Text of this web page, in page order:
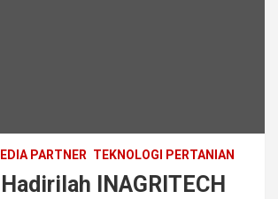
PARTNER TEKNOLOGI PERTANIAN
INAGRITECH